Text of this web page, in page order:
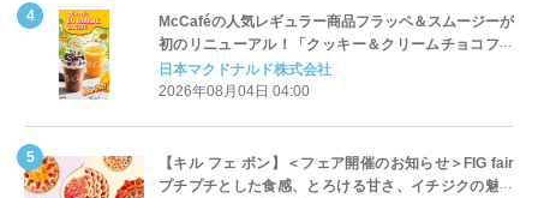
McCaféの人気レギュラー商品フラッペ＆スムージーが
初のリニューアル！「クッキー＆クリームチョコフラ
ッペ」「マンゴースムージー」8月5日（水）から販売
開始
日本マクドナルド株式会社
2026年08月04日 04:00
【キル フェ ボン】＜フェア開催のお知らせ＞FIG fair
プチプチとした食感、とろける甘さ、イチジクの魅力